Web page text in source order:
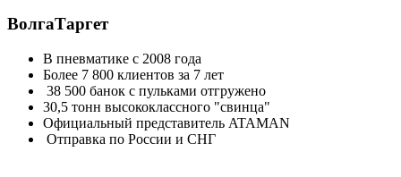
ВолгаТаргет
В пневматике с 2008 года
Более 7 800 клиентов за 7 лет
38 500 банок с пульками отгружено
30,5 тонн высококлассного "свинца"
Официальный представитель ATAMAN
Отправка по России и СНГ